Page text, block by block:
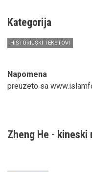
Kuschela
''Spor
Abrahama''
Kategorija
HISTORIJSKI TEKSTOVI
Napomena
preuzeto sa
Zheng He - kineski